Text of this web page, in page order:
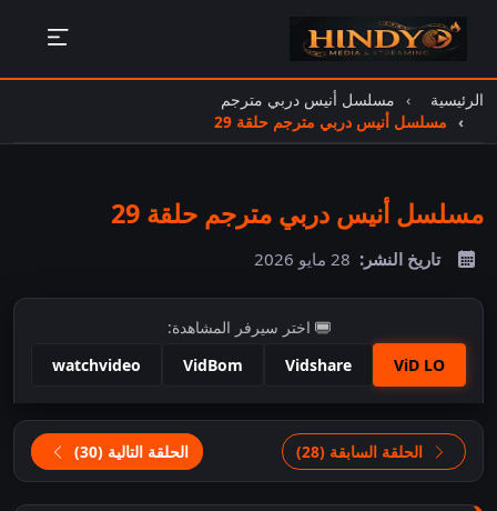
الرئيسية
مسلسل أنيس دربي مترجم
مسلسل أنيس دربي مترجم حلقة 29
مسلسل أنيس دربي مترجم حلقة 29
تاريخ النشر: 28 مايو 2026
اختر سيرفر المشاهدة:
ViD LO
Vidshare
VidBom
watchvideo
اضغط للمشاهدة
الحلقة السابقة (28)
الحلقة التالية (30)